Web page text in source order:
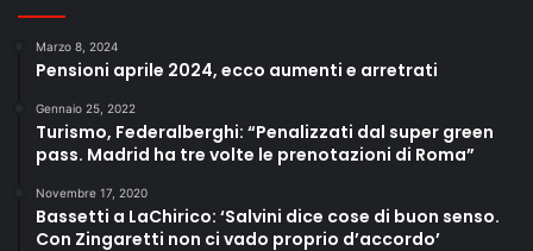
Marzo 8, 2024
Pensioni aprile 2024, ecco aumenti e arretrati
Gennaio 25, 2022
Turismo, Federalberghi: “Penalizzati dal super green
pass. Madrid ha tre volte le prenotazioni di Roma”
Novembre 17, 2020
Bassetti a LaChirico: ‘Salvini dice cose di buon senso.
Con Zingaretti non ci vado proprio d’accordo’